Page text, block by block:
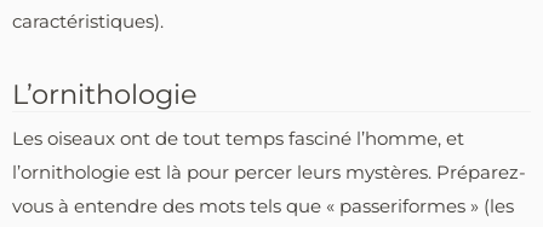
caractéristiques).
L’ornithologie
Les oiseaux ont de tout temps fasciné l’homme, et
l’ornithologie est là pour percer leurs mystères. Préparez-
vous à entendre des mots tels que « passeriformes » (les